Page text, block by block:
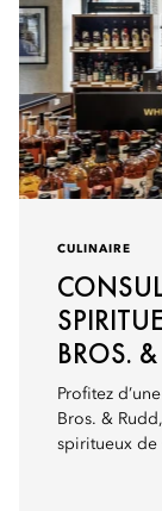
CULINAIRE
BROS.
Profitez
Bros. &
spiritueux de